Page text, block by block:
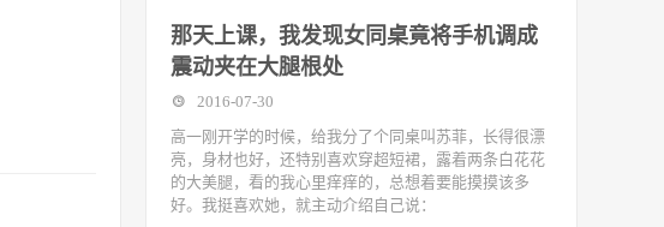
那天上课，我发现女同桌竟将手机调成
震动夹在大腿根处
2016-07-30
高一刚开学的时候，给我分了个同桌叫苏菲，长得很漂
亮，身材也好，还特别喜欢穿超短裙，露着两条白花花
的大美腿，看的我心里痒痒的，总想着要能摸摸该多
好。我挺喜欢她，就主动介绍自己说：